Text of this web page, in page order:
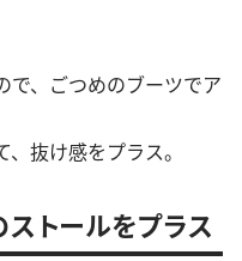
で、ごつめのブーツでア
抜け感をプラス。
トールをプラス